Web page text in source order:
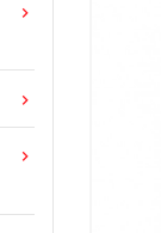


